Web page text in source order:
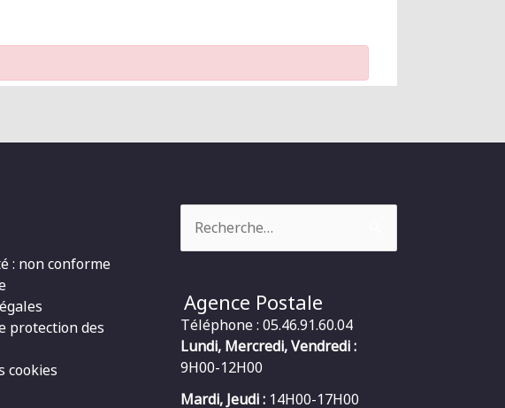
: non conforme
protection des
cookies
Agence Postale
Téléphone : 05.46.91.60.04
Lundi, Mercredi, Vendredi :
9H00-12H00
Mardi, Jeudi : 14H00-17H00